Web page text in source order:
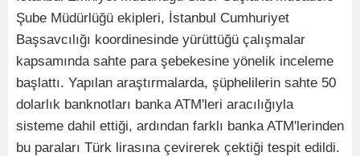
Şube Müdürlüğü ekipleri, İstanbul Cumhuriyet
Başsavcılığı koordinesinde yürüttüğü çalışmalar
kapsamında sahte para şebekesine yönelik inceleme
başlattı. Yapılan araştırmalarda, şüphelilerin sahte 50
dolarlık banknotları banka ATM'leri aracılığıyla
sisteme dahil ettiği, ardından farklı banka ATM'lerinden
bu paraları Türk lirasına çevirerek çektiği tespit edildi.